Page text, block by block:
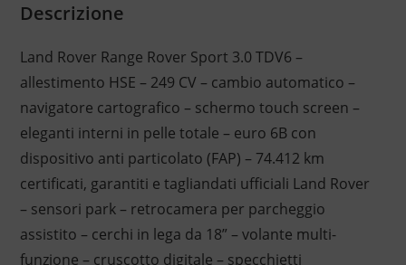
Descrizione
Land Rover Range Rover Sport 3.0 TDV6 –
allestimento HSE – 249 CV – cambio automatico –
navigatore cartografico – schermo touch screen –
eleganti interni in pelle totale – euro 6B con
dispositivo anti particolato (FAP) – 74.412 km
certificati, garantiti e tagliandati ufficiali Land Rover
– sensori park – retrocamera per parcheggio
assistito – cerchi in lega da 18” – volante multi-
funzione – cruscotto digitale – specchietti